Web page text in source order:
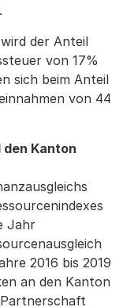
der Anteil
von 17%
sich beim Anteil
von 44
den Kanton
Jahr
2016 bis 2019
an den Kanton